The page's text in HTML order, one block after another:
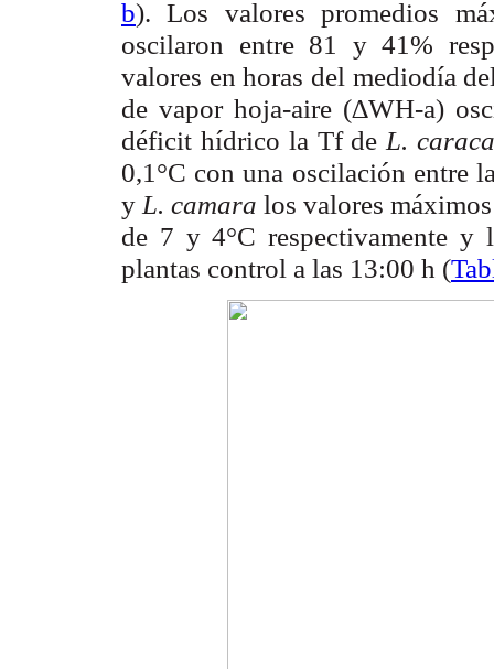
b). Los valores promedios
oscilaron entre 81 y 41%
valores en horas del mediodía
de vapor hoja-aire (∆WH-a)
déficit hídrico la Tf de L.
0,1°C con una oscilación entre
y L. camaralos valores
de 7 y 4°C respectivamente y
plantas control a las 13:00 h (